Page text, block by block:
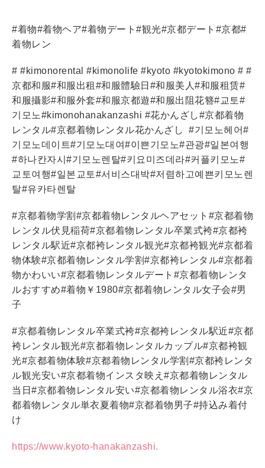
#着物#着物ヘア#着物デート #観光#京都デート #京都#
着物レン
# #kimonorental #kimonolife #kyoto #kyotokimono # #
京都和服#和服出租 #和服體驗日 #和服美人 #和服租赁#
和服攝影#和服外套#和服京都遊#和服出阻花簪#교토#
기모노#kimonohanakanzashi #花かんざし#京都着物
レンタル#京都着物レンタル花かんざし #기모노헤어#
기모노데이트#기모노대여#이쁜기모노#관광#일본여행
#하나칸자시 #기모노렌탈#키요미즈데라#커플키모노#
교토여행#일본교토#서비스대박#저렴하고예쁜키모노렌
탈#유카타렌탈
#京都着物学割 #京都着物レンタルヘアセット #京都着物
レンタル伏見稲荷#京都着物レンタル卒業式袴#京都袴
レンタル駅近#京都袴レンタル観光#京都袴観光#京都着
物体験#京都着物レンタル学割#京都袴レンタル#京都着
物かわいい#京都着物レンタルデート #京都着物レンタ
ルおすすめ#着物￥ 1980#京都着物レンタル女子会#男
子
#京都着物レンタル卒業式袴#京都袴レンタル駅近#京都
袴レンタル観光#京都着物レンタルカップル#京都袴観
光#京都着物体験#京都着物レンタル学割 #京都袴レンタ
ル観光安い#京都着物インスタ映え #京都着物レンタル
当日 #京都着物レンタル安い#京都着物レンタル浴衣#京
都着物レンタル単衣夏着物#京都着物男子#持込み着付
け
https://www.kyoto-hanakanzashi.